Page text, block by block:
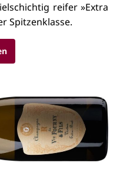
reifer »Extra
Spitzenklasse.